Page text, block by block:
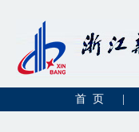
首 页